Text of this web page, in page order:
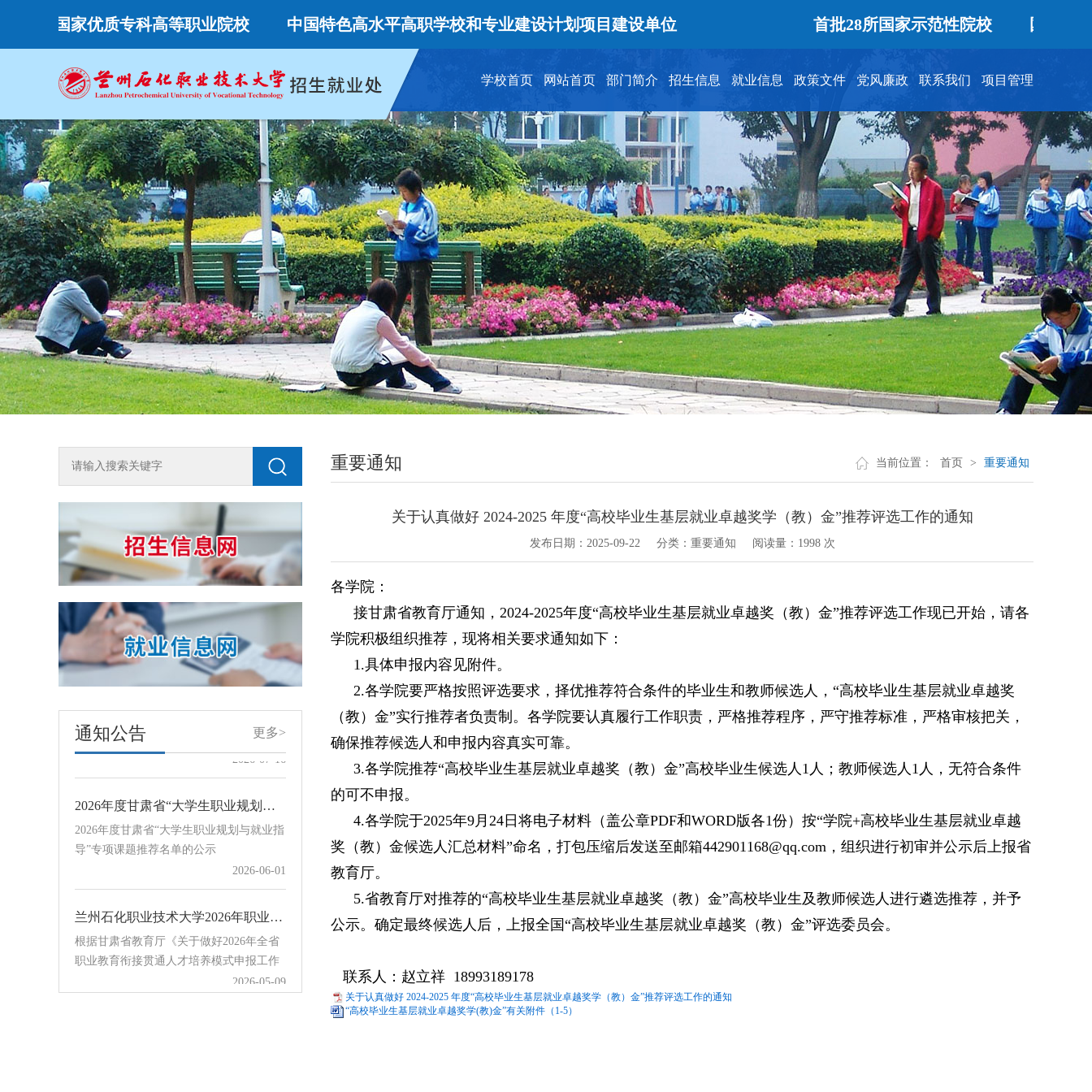
国家优质专科高等职业院校 中国特色高水平高职学校和专业建设计划项目建设单位 首批28所国家示范性院校 国家优质
学校首页 网站首页 部门简介 招生信息 就业信息 政策文件 党风廉政 联系我们 项目管理
通知公告 更多>
2018年单独测试招生咨询方式
作，尽快知晓单招动态，欢迎广大考生按
生源地申请加入兰州石化职业技术学院单
独招生QQ咨询群，或关注石化招生就业微
信公众号shzsjy。 石化单招（陇南天水）
QQ群：434301688石化单招（白银定西）
QQ群：116103318石化单招（河西地区）
QQ群：707480505石化单招（其他地区）
2018-03-10
关于开展宏志助航计划线上课程建设课题申报工作的通知
就业竞争力与创业能力，进一步加强就业
指导课程体系的建设与优化，建设一批重
点行业职业技能类优质课程，根据教育部
展2026年宏志助航计划线上课程建设课题
申报工作的通知》，现组织开展我校宏志
助航计划线上课程建设课题申报工作。各
导”专项课题推荐名单的公示
职业教育衔接贯通人才培养模式申报工作
的通知》要求，学校认真组织开展2026年
职业教育衔接贯通培养项目申报评审工
2026-05-09
重要通知 当前位置： 首页 > 重要通知
关于认真做好 2024-2025 年度“高校毕业生基层就业卓越奖学（教）金”推荐评选工作的通知
发布日期： 2025-09-22 分类： 重要通知 阅读量： 1998 次
各学院：
接甘肃省教育厅通知，2024-2025年度“高校毕业生基层就业卓越奖（教）金”推荐评选工作现已开始，请各
学院积极组织推荐，现将相关要求通知如下：
1.具体申报内容见附件。
2.各学院要严格按照评选要求，择优推荐符合条件的毕业生和教师候选人，“高校毕业生基层就业卓越奖
（教）金”实行推荐者负责制。各学院要认真履行工作职责，严格推荐程序，严守推荐标准，严格审核把关，
确保推荐候选人和申报内容真实可靠。
3.各学院推荐“高校毕业生基层就业卓越奖（教）金”高校毕业生候选人1人；教师候选人1人，无符合条件
的可不申报。
4.各学院于2025年9月24日将电子材料（盖公章PDF和WORD版各1份）按“学院+高校毕业生基层就业卓越
奖（教）金候选人汇总材料”命名，打包压缩后发送至邮箱442901168@qq.com，组织进行初审并公示后上报省
教育厅。
5.省教育厅对推荐的“高校毕业生基层就业卓越奖（教）金”高校毕业生及教师候选人进行遴选推荐，并予
公示。确定最终候选人后，上报全国“高校毕业生基层就业卓越奖（教）金”评选委员会。
联系人：赵立祥 18993189178
关于认真做好 2024-2025 年度“高校毕业生基层就业卓越奖学（教）金”推荐评选工作的通知
“高校毕业生基层就业卓越奖学(教)金”有关附件（1-5）